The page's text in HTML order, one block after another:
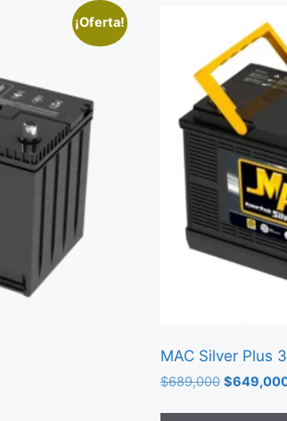
¡Oferta!
MAC Silver Plus
$689,000 $